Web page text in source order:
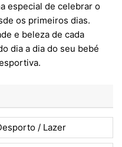
especial de celebrar o
os primeiros dias.
e beleza de cada
dia a dia do seu bebé
/ Lazer